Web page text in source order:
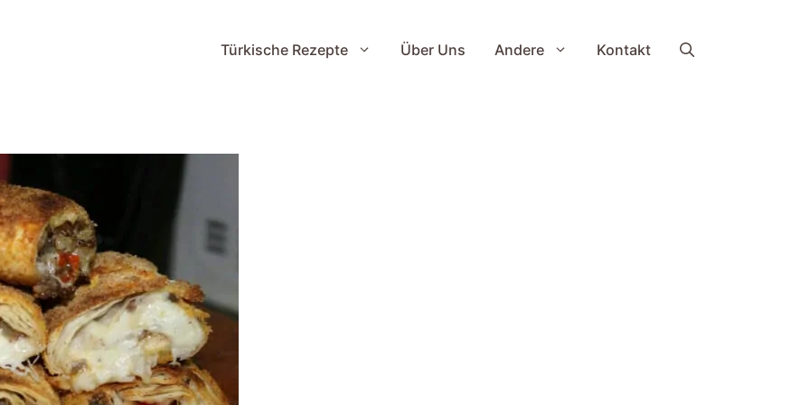
Türkische Rezepte Über Uns Andere Kontakt